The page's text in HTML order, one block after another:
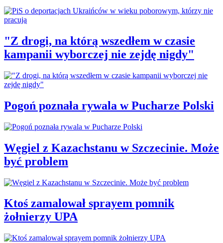
"Z drogi, na którą wszedłem w czasie
kampanii wyborczej nie zejdę nigdy"
Pogoń poznała rywala w Pucharze Polski
Węgiel z Kazachstanu w Szczecinie. Może
być problem
Ktoś zamalował sprayem pomnik
żołnierzy UPA